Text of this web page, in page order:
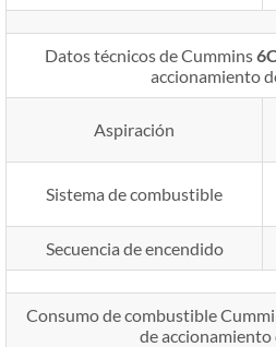
Datos técnicos de Cummins
accionamiento
Aspiración
Sistema de combustible
Secuencia de encendido
Consumo de combustible
de accionamiento